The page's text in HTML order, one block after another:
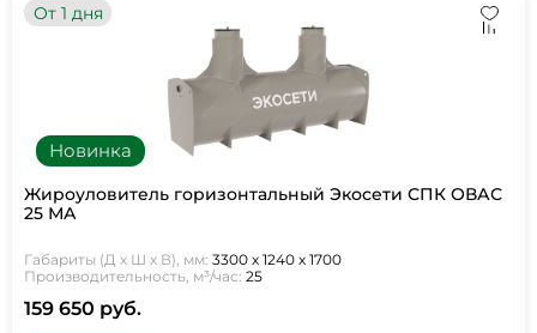
Новинка
От 1 дня
Жироуловитель горизонтальный Экосети СПК ОВАС
25 МА
Габариты (Д х Ш х В), мм: 3300 х 1240 х 1700
Производительность, м³/час: 25
159 650 руб.